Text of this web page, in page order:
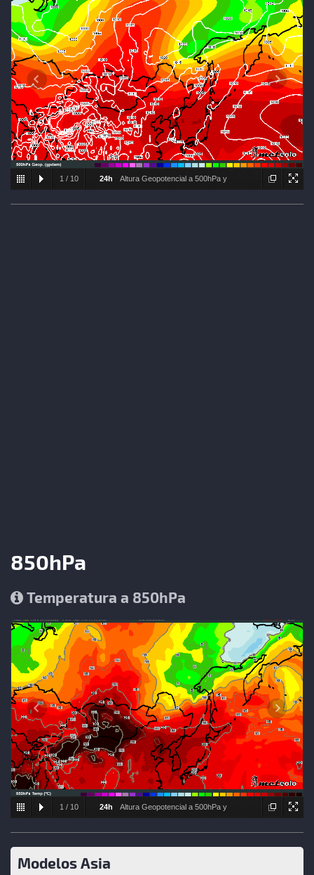
1 / 10 24h Altura Geopotencial a 500hPa y
850hPa
Temperatura a 850hPa
1 / 10 24h Altura Geopotencial a 500hPa y
Modelos Asia